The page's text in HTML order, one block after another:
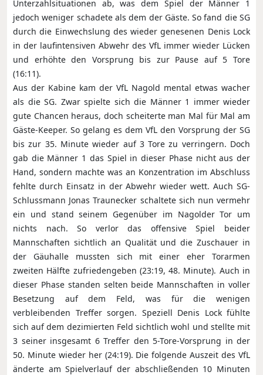
Unterzahlsituationen ab, was dem Spiel der Männer 1
jedoch weniger schadete als dem der Gäste. So fand die SG
durch die Einwechslung des wieder genesenen Denis Lock
in der laufintensiven Abwehr des VfL immer wieder Lücken
und erhöhte den Vorsprung bis zur Pause auf 5 Tore
(16:11).
Aus der Kabine kam der VfL Nagold mental etwas wacher
als die SG. Zwar spielte sich die Männer 1 immer wieder
gute Chancen heraus, doch scheiterte man Mal für Mal am
Gäste-Keeper. So gelang es dem VfL den Vorsprung der SG
bis zur 35. Minute wieder auf 3 Tore zu verringern. Doch
gab die Männer 1 das Spiel in dieser Phase nicht aus der
Hand, sondern machte was an Konzentration im Abschluss
fehlte durch Einsatz in der Abwehr wieder wett. Auch SG-
Schlussmann Jonas Traunecker schaltete sich nun vermehr
ein und stand seinem Gegenüber im Nagolder Tor um
nichts nach. So verlor das offensive Spiel beider
Mannschaften sichtlich an Qualität und die Zuschauer in
der Gäuhalle mussten sich mit einer eher Torarmen
zweiten Hälfte zufriedengeben (23:19, 48. Minute). Auch in
dieser Phase standen selten beide Mannschaften in voller
Besetzung auf dem Feld, was für die wenigen
verbleibenden Treffer sorgen. Speziell Denis Lock fühlte
sich auf dem dezimierten Feld sichtlich wohl und stellte mit
3 seiner insgesamt 6 Treffer den 5-Tore-Vorsprung in der
50. Minute wieder her (24:19). Die folgende Auszeit des VfL
änderte am Spielverlauf der abschließenden 10 Minuten